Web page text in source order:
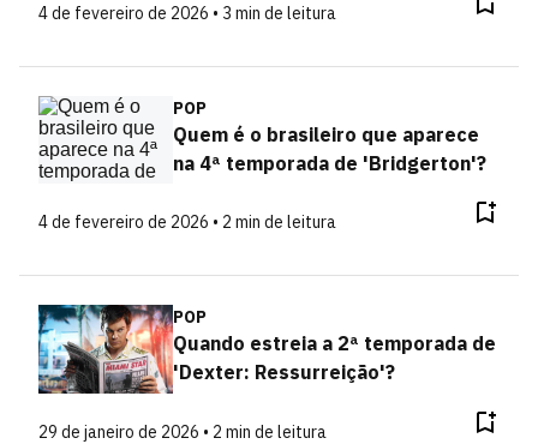
4 de fevereiro de 2026 • 3 min de leitura
POP
Quem é o brasileiro que aparece
na 4ª temporada de 'Bridgerton'?
4 de fevereiro de 2026 • 2 min de leitura
POP
Quando estreia a 2ª temporada de
'Dexter: Ressurreição'?
29 de janeiro de 2026 • 2 min de leitura